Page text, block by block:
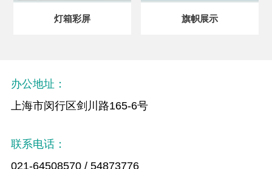
灯箱彩屏 旗帜展示
办公地址：
上海市闵行区剑川路165-6号
联系电话：
021-64508570 / 54873776